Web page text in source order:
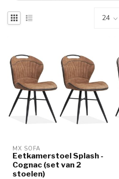
MX SOFA
Eetkamerstoel Splash -
Cognac (set van 2
stoelen)